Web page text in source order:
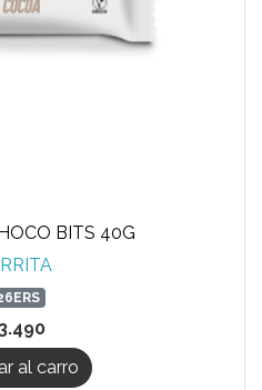
BITS 40G
al carro